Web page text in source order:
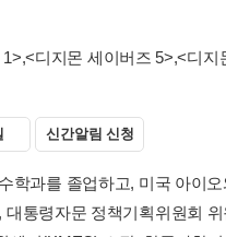
,<디지몬 세이버즈 5>,<디지
신간알림 신청
학과를 졸업하고, 미국 아이
통령자문 정책기획위원회 위